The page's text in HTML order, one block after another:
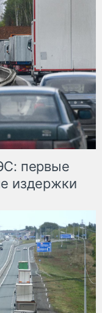
первые
издержки